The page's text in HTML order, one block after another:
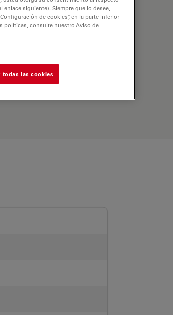
siguiente). Siempre que lo desee,
de cookies”, en la parte inferior
políticas, consulte nuestro Aviso de
todas las cookies